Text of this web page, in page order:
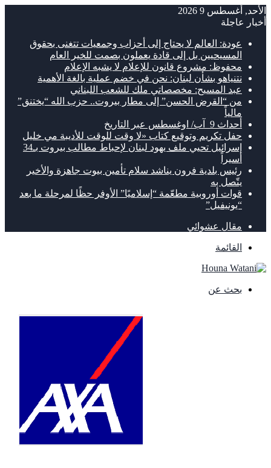
أغسطس 9 2026
عاجلة
عودة: العالم لا يحتاج إلى أحزاب وجمعيات تتغنى بحقوق
المسيحيين بل إلى قادة يعملون بصمت للخير العام
محفوظ: مشروع قانون للإعلام لا يشبه الإعلام
نتنياهو بشأن لبنان: نحن في خضم عملية بالغة الأهمية
عبد المسيح: مخصصاتي ملك للشعب اللبناني
من “القرض الحسن” إلى مطار بيروت.. حزب الله “يختنق”
مالياً
أحداث 9 آب/ اوغسطس عبر التاريخ
حفل تكريم وتوقيع كتاب «لا وقت للوقت للأديبة مي خليل
إسرائيل تحيي ملف يهود لبنان لإحباط مطالب بيروت بـ34
أسيراً
رئيس بلدية فرون يناشد سلام تأمين بيوت جاهزة والأخير
يتّصل به
قوات أوروبية مطعّمة “إسلاميًا” الأوفر حظًا لمرحلة ما بعد
“يونيفيل”
مقال عشوائي
القائمة
بحث عن